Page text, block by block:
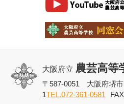
大阪府立 農芸高等
〒587-0051 大阪府堺
1TEL.072-361-0581